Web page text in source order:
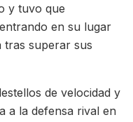
y tuvo que
en su lugar
tras superar sus
de velocidad y
a la defensa rival en